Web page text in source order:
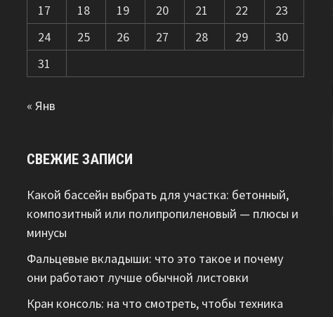
17
18 19 20 21 22
23
24
25 26 27 28 29
30
31
« Янв
СВЕЖИЕ ЗАПИСИ
Какой бассейн выбрать для участка: бетонный,
композитный или полипропиленовый — плюсы и
минусы
Фальцевые вкладыши: что это такое и почему
они работают лучше обычной листовки
Кран консоль: на что смотреть, чтобы техника